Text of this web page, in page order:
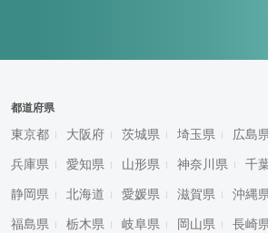
都道府県
東京都 大阪府 茨城県 埼玉県 広島
兵庫県 愛知県 山形県 神奈川県 千
静岡県 北海道 愛媛県 滋賀県 沖縄
福島県 栃木県 岐阜県 岡山県 長崎